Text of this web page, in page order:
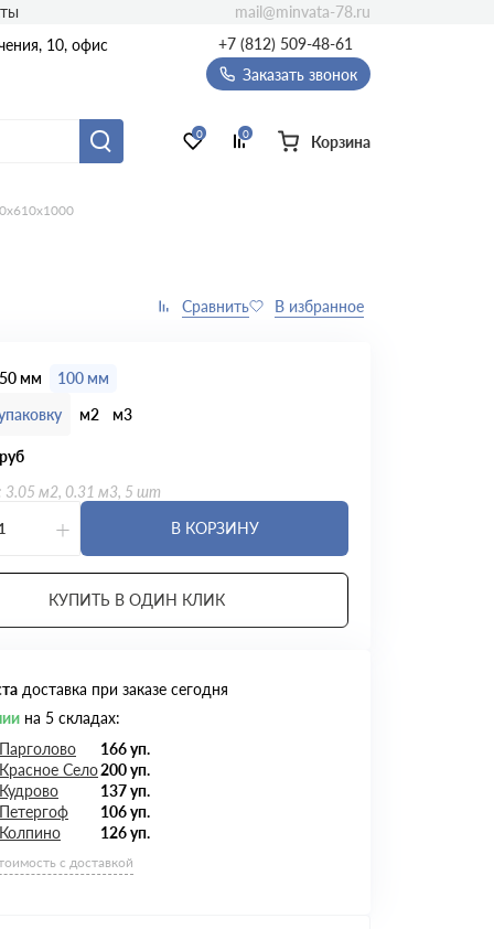
10, офис
+7 (812) 509-48-61
Заказать звонок
0 0 Корзина
mail@minvata-78.ru
50 мм
100 мм
м2 м3
руб
3.05 м2, 0.31 м3, 5 шт
+ В КОРЗИНУ
КУПИТЬ В ОДИН КЛИК
доставка при заказе сегодня
на 5 складах:
166 уп.
Село200 уп.
137 уп.
106 уп.
126 уп.
с доставкой